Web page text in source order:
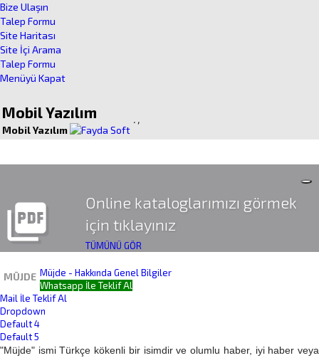
Bize Ulaşın
Talep Formu
Site Haritası
Site İçi Arama
Talep Formu
Menüyü Kapat
Mobil Yazılım
Mobil Yazılım
. ,
picture_as_pdf
Online kataloglarımızı görmek
için tıklayınız
TÜMÜNÜ GÖR
MÜJDE Müjde - Hakkında Genel Bilgiler
Whatsapp İle Teklif Al
Mail İle Teklif Al
Dropdown
Default 4
Default 5
"Müjde" ismi Türkçe kökenli bir isimdir ve olumlu haber, iyi haber veya